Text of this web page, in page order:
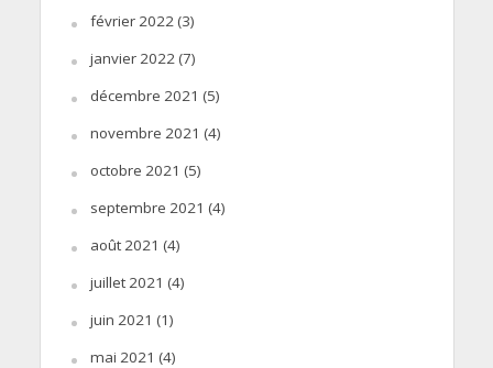
février 2022(3)
janvier 2022(7)
décembre 2021 (5)
novembre 2021 (4)
octobre 2021 (5)
septembre 2021 (4)
août 2021 (4)
juillet 2021 (4)
juin 2021 (1)
mai 2021 (4)